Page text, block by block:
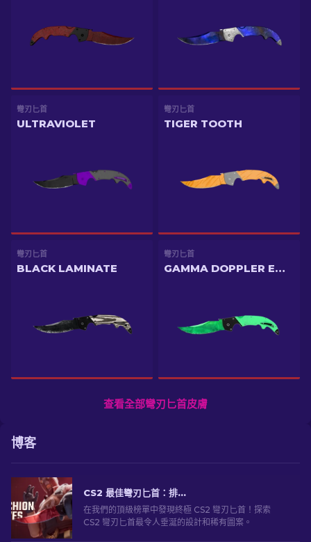
彎刃匕首
ULTRAVIOLET
彎刃匕首
TIGER TOOTH
彎刃匕首
BLACK LAMINATE
彎刃匕首
GAMMA DOPPLER EMERALD
查看全部彎刃匕首皮膚
博客
CS2 最佳彎刃匕首：排名前 [2026]
在我們的頂級榜單中發現終極 CS2 彎刃匕首！探索
CS2 彎刃匕首最令人垂涎的設計和稀有圖案。